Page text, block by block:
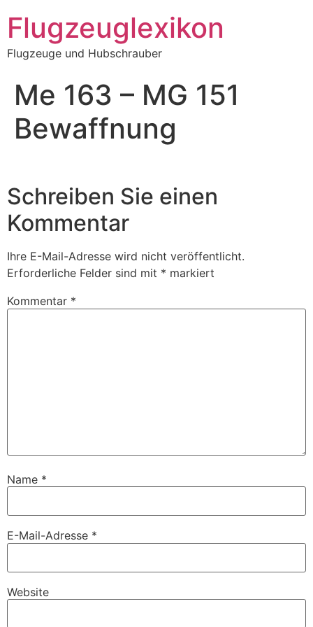
Inhalt
springen
Flugzeuglexikon
Flugzeuge und Hubschrauber
Me 163 – MG 151
Bewaffnung
Schreiben Sie einen
Kommentar
Ihre E-Mail-Adresse wird nicht veröffentlicht.
Erforderliche Felder sind mit * markiert
Kommentar *
Name *
E-Mail-Adresse *
Website